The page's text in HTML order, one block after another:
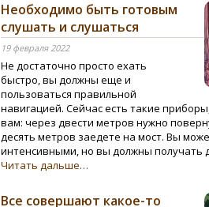
Необходимо быть готовым
слушать и слушаться
19 февраля 2022
Не достаточно просто ехать
быстро, вы должны еще и
пользоваться правильной
навигацией. Сейчас есть такие
вам: через двести метров нужно
десять метров заедете на мост. Вы
интенсивными, но вы должны получать
Читать дальше…
Все совершают какое-то